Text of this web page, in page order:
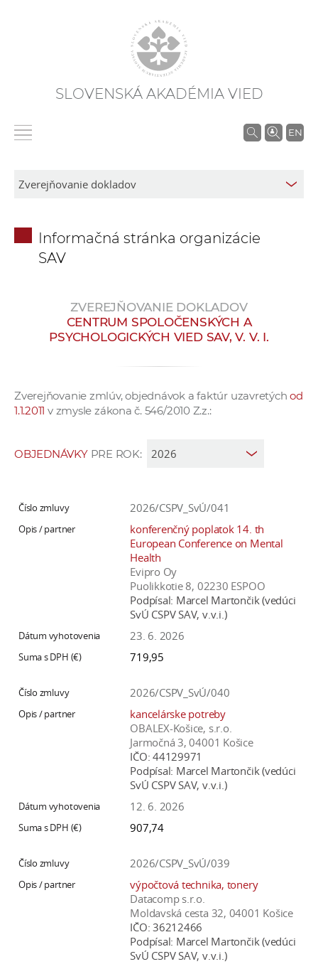
SLOVENSKÁ AKADÉMIA VIED
EN
V
v
a
a
o
Informačná stránka organizácie
SAV
ZVEREJŇOVANIE DOKLADOV
CENTRUM SPOLOČENSKÝCH A
PSYCHOLOGICKÝCH VIED SAV, V. V. I.
Zverejňovanie zmlúv, objednávok a faktúr uzavretýchod
1.1.2011 v zmysle zákona č. 546/2010 Z.z.:
OBJEDNÁVKYPRE ROK:
2026/CSPV_SvÚ/041
konferenčný poplatok 14. th
European Conference on Mental
Health
Evipro Oy
Puolikkotie 8, 02230 ESPOO
Podpísal: Marcel Martončik (vedúci
SvÚ CSPV SAV, v.v.i.)
23. 6. 2026
719,95
2026/CSPV_SvÚ/040
kancelárske potreby
OBALEX-Košice, s.r.o.
Jarmočná 3, 04001 Košice
IČO: 44129971
Podpísal: Marcel Martončik (vedúci
SvÚ CSPV SAV, v.v.i.)
12. 6. 2026
907,74
2026/CSPV_SvÚ/039
výpočtová technika, tonery
Datacomp s.r.o.
Moldavská cesta 32, 04001 Košice
IČO: 36212466
Podpísal: Marcel Martončik (vedúci
SvÚ CSPV SAV, v.v.i.)